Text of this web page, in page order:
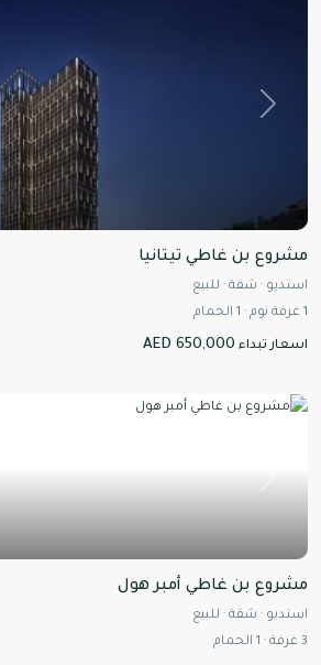
Next
مشروع بن غاطي تيتانيا
استديو · شقة · للبيع
1 غرفة نوم ·
1 الحمام
اسعار تبداء AED 650,000
مشروع بن غاطي أمبر هول
استديو · شقة · للبيع
3 غرفة ·
1 الحمام